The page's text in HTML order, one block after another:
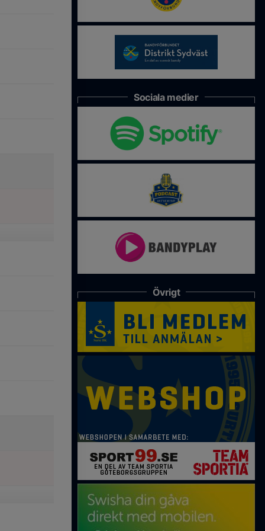
Sociala medier
Övrigt